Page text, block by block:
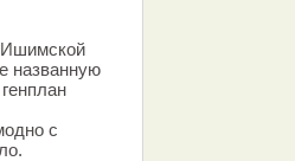
Ишимской
названную
с